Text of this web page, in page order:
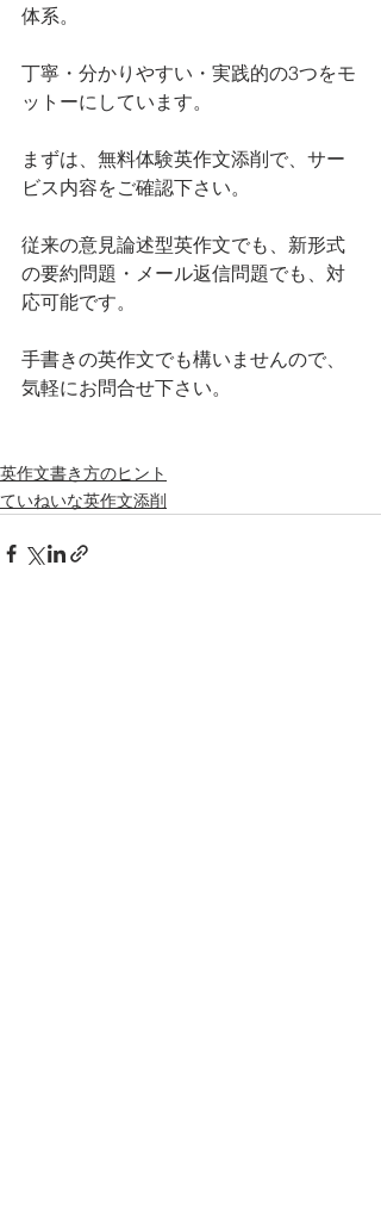
体系。
丁寧・分かりやすい・実践的の3つをモ
ットーにしています。
まずは、無料体験英作文添削で、サー
ビス内容をご確認下さい。
従来の意見論述型英作文でも、新形式
の要約問題・メール返信問題でも、対
応可能です。
手書きの英作文でも構いませんので、
気軽にお問合せ下さい。
英作文書き方のヒント
ていねいな英作文添削